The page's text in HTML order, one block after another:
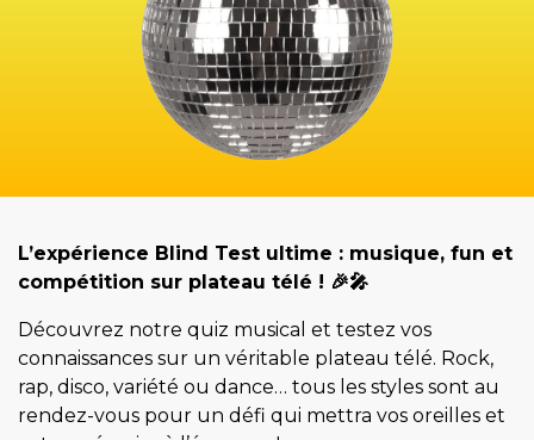
L’expérience Blind Test ultime : musique, fun et
compétition sur plateau télé ! 🎉🎤
Découvrez notre quiz musical et testez vos
connaissances sur un véritable plateau télé. Rock,
rap, disco, variété ou dance… tous les styles sont au
rendez-vous pour un défi qui mettra vos oreilles et